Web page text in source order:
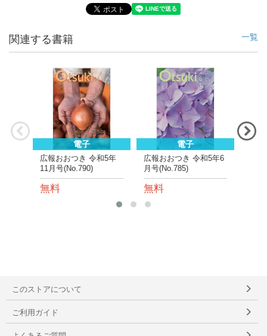
関連する書籍 一覧
電子
広報おおつき 令和5年
11月号(No.790)
無料
電子
広報おおつき 令和5年6
月号(No.785)
無料
このストアについて
ご利用ガイド